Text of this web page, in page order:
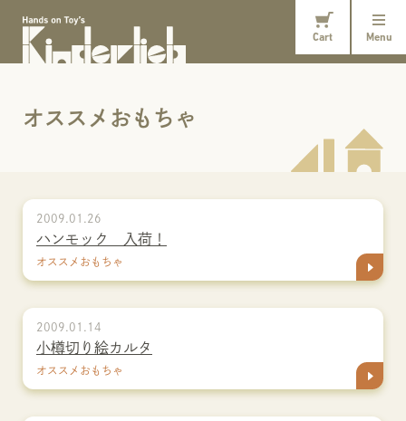
Cart Menu
オススメおもちゃ
2009.01.26
ハンモック 入荷！
オススメおもちゃ
2009.01.14
小樽切り絵カルタ
オススメおもちゃ